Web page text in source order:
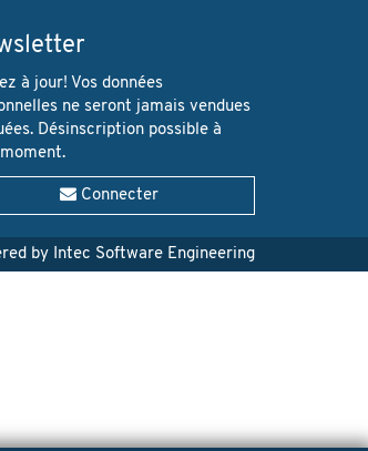
à jour! Vos données
ne seront jamais vendues
Désinscription possible à
Connecter
by Intec Software Engineering